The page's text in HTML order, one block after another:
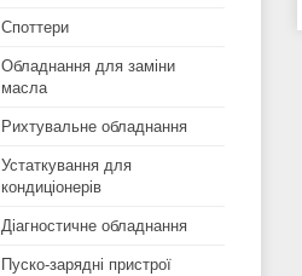
Споттери
Обладнання для заміни
масла
Рихтувальне обладнання
Устаткування для
кондиціонерів
Діагностичне обладнання
Пуско-зарядні пристрої